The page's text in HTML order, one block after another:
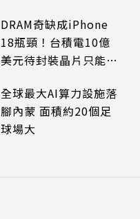
DRAM奇缺成iPhone
18瓶頸！台積電10億
美元待封裝晶片只能枯
全球最大AI算力設施落
腳內蒙 面積約20個足
球場大